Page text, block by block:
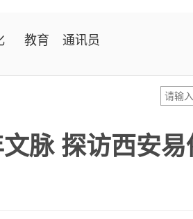
教育 通讯员
脉 探访西安易